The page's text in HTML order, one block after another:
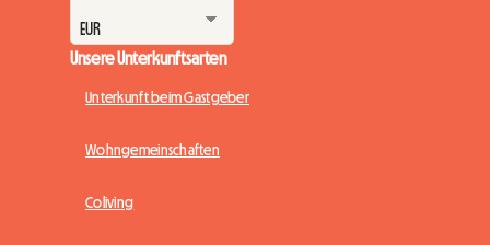
Unsere Unterkunftsarten
Unterkunft beim Gastgeber
Wohngemeinschaften
Coliving